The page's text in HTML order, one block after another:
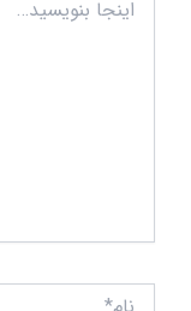
بنویسید…
نام*